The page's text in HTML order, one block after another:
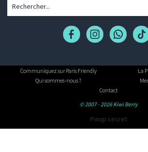
Communiquez sur Paris Friendly
La
Qui sommes-nous ?
Contact
© 2007 - 2026 Kiwi Berry
Pinup secret